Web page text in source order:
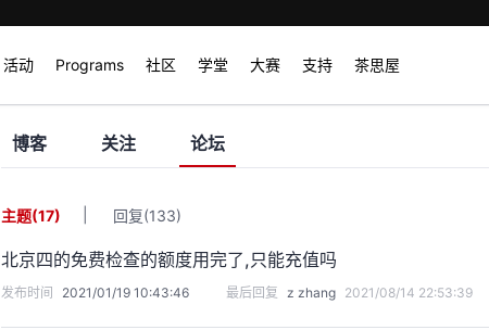
活动 Programs 社区 学堂 大赛 支持 茶思屋
博客 关注 论坛
主题(17) 回复(133)
北京四的免费检查的额度用完了,只能充值吗
发布时间 2021/01/19 10:43:46 最后回复 z zhang 2021/08/14 22:53:39